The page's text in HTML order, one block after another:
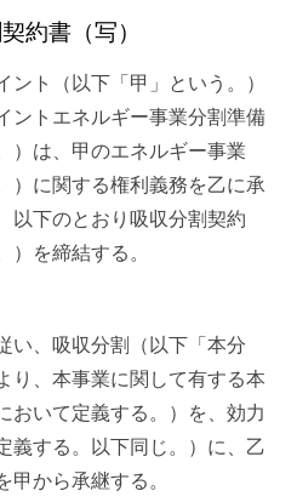
約書（写）
ト（以下「甲」という。）
ントエネルギー事業分割準備
）は、甲のエネルギー事業
）に関する権利義務を乙に承
以下のとおり吸収分割契約
）を締結する。
、吸収分割（以下「本分
り、本事業に関して有する本
おいて定義する。）を、効力
義する。以下同じ。）に、乙
甲から承継する。